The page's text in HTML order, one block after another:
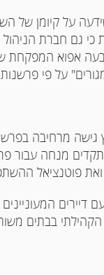
על קיומן של
כי גם חברת
אפוא המפקחת
על פי
גישה מרחיבה
מנחה עבור
פוטנציאל
דיירים
הקהילתי בבתים